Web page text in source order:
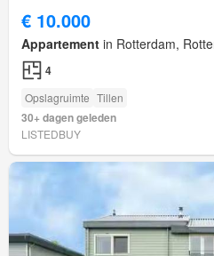
€ 10.000
Appartement in Rotterdam,
4
Opslagruimte Tillen
30+ dagen geleden
LISTEDBUY